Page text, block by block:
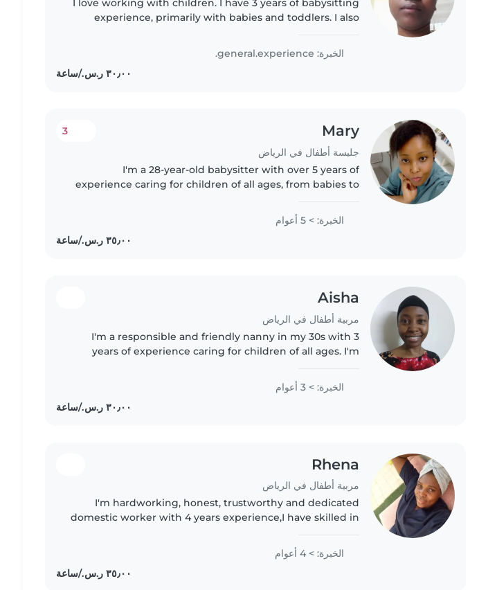
I love working with children. I have 3 years of babysitting
experience, primarily with babies and toddlers. I also
particularly, epilepsy...
الخبرة: general.experience.
Mary
جليسة أطفال في الرياض
3
I'm a 28-year-old babysitter with over 5 years of
experience caring for children of all ages, from babies to
funny, patient, and..
الخبرة: > 5 أعوام
Aisha
مربية أطفال في الرياض
I'm a responsible and friendly nanny in my 30s with 3
years of experience caring for children of all ages. I'm
with homework...
الخبرة: > 3 أعوام
Rhena
مربية أطفال في الرياض
I'm hardworking, honest, trustworthy and dedicated
domestic worker with 4 years experience,I have skilled in
maintaining a cleanness,I..
الخبرة: > 4 أعوام